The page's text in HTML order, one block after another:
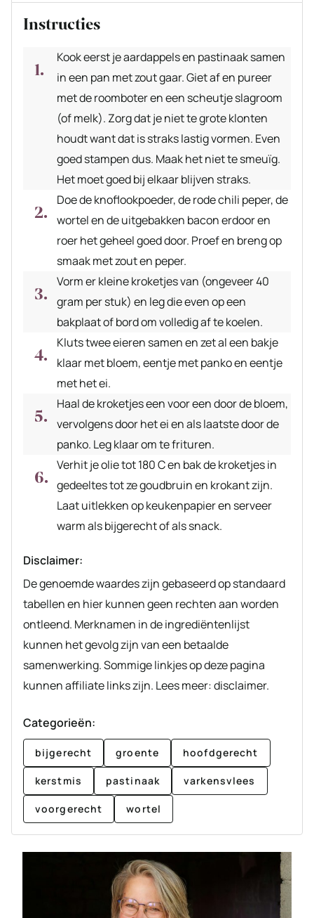
Instructies
Kook eerst je aardappels en pastinaak samen
in een pan met zout gaar. Giet af en pureer
met de roomboter en een scheutje slagroom
(of melk). Zorg dat je niet te grote klonten
houdt want dat is straks lastig vormen. Even
goed stampen dus. Maak het niet te smeuïg.
Het moet goed bij elkaar blijven straks.
Doe de knoflookpoeder, de rode chili peper, de
wortel en de uitgebakken bacon erdoor en
roer het geheel goed door. Proef en breng op
smaak met zout en peper.
Vorm er kleine kroketjes van (ongeveer 40
gram per stuk) en leg die even op een
bakplaat of bord om volledig af te koelen.
Kluts twee eieren samen en zet al een bakje
klaar met bloem, eentje met panko en eentje
met het ei.
Haal de kroketjes een voor een door de bloem,
vervolgens door het ei en als laatste door de
panko. Leg klaar om te frituren.
Verhit je olie tot 180 C en bak de kroketjes in
gedeeltes tot ze goudbruin en krokant zijn.
Laat uitlekken op keukenpapier en serveer
warm als bijgerecht of als snack.
Disclaimer:
De genoemde waardes zijn gebaseerd op standaard
tabellen en hier kunnen geen rechten aan worden
ontleend. Merknamen in de ingrediëntenlijst
kunnen het gevolg zijn van een betaalde
samenwerking. Sommige linkjes op deze pagina
kunnen affiliate links zijn. Lees meer: disclaimer.
Categorieën:
bijgerecht groente hoofdgerecht
kerstmis pastinaak varkensvlees
voorgerecht wortel